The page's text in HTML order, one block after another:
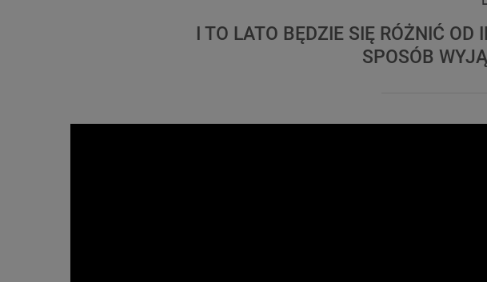
I TO LATO BĘDZIE SIĘ RÓŻNIĆ
SPOSÓB